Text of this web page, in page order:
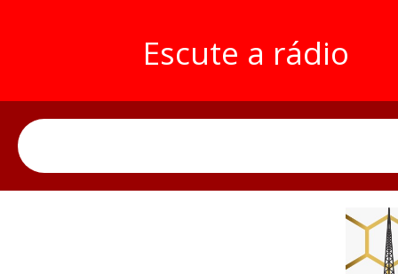
Escute a rádio